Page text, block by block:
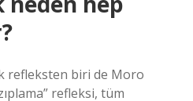
refleksten biri de Moro
refleksi, tüm